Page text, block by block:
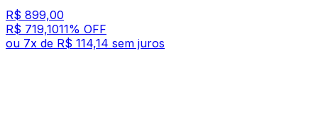
R$ 899,00
R$ 719,1011% OFF
ou 7x de R$ 114,14 sem juros